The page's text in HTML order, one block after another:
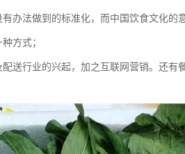
办法做到的标准化，而中国饮食文化的
方式；
送行业的兴起，加之互联网营销。还有